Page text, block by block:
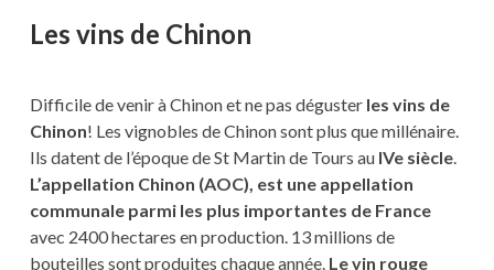
Les vins de Chinon
Difficile de venir à Chinon et ne pas dégusterles vins de
Chinon! Les vignobles de Chinon sont plus que millénaire.
Ils datent de l’époque de St Martin de Tours au IVe siècle.
L’appellation Chinon (AOC), est une appellation
communale parmi les plus importantes de France
avec 2400 hectares en production. 13 millions de
bouteilles sont produites chaque année. Le vin rouge